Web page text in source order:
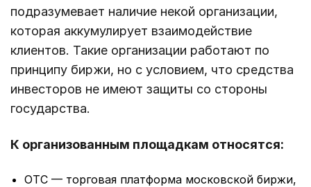
подразумевает наличие некой организации,
которая аккумулирует взаимодействие
клиентов. Такие организации работают по
принципу биржи, но с условием, что средства
инвесторов не имеют защиты со стороны
государства.
К организованным площадкам относятся:
OTC — торговая платформа московской биржи,